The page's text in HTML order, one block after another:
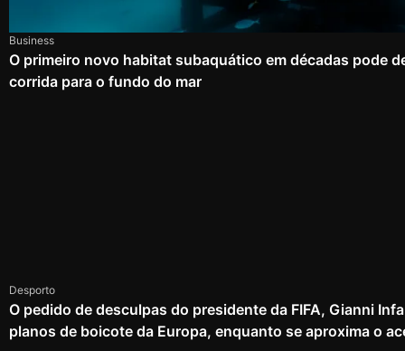
Business
O primeiro novo habitat subaquático em décadas pode
corrida para o fundo do mar
Desporto
O pedido de desculpas do presidente da FIFA, Gianni
planos de boicote da Europa, enquanto se aproxima o